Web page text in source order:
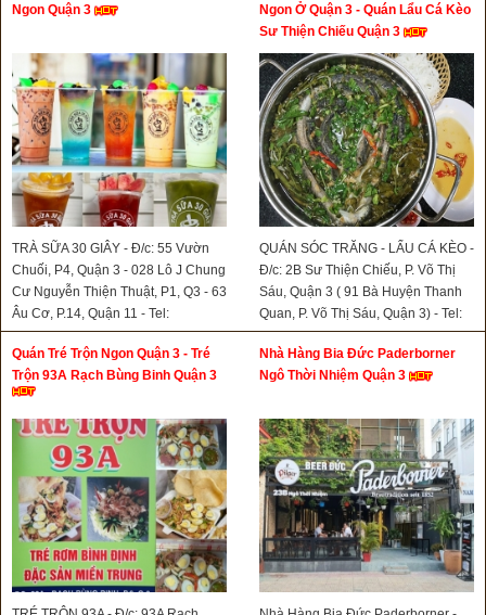
Ngon Quận 3
TRÀ SỮA 30 GIÂY - Đ/c: 55 Vườn
Chuối, P4, Quận 3 - 028 Lô J Chung
Cư Nguyễn Thiện Thuật, P1, Q3 - 63
Âu Cơ, P.14, Quận 11 - Tel:
0908766138
Ngon Ở Quận 3 - Quán Lẩu Cá Kèo
Sư Thiện Chiếu Quận 3
QUÁN SÓC TRĂNG - LẨU CÁ KÈO -
Đ/c: 2B Sư Thiện Chiếu, P. Võ Thị
Sáu, Quận 3 ( 91 Bà Huyện Thanh
Quan, P. Võ Thị Sáu, Quận 3) - Tel:
0903826414
Quán Tré Trộn Ngon Quận 3 - Tré
Trộn 93A Rạch Bùng Binh Quận 3
Nhà Hàng Bia Đức Paderborner
Ngô Thời Nhiệm Quận 3